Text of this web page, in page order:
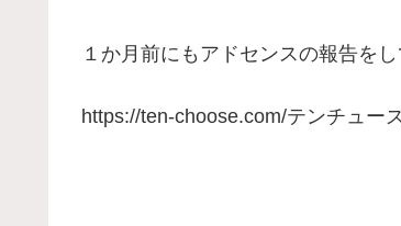
１か月前にもアドセンスの報告をし
https://ten-choose.com/テンチュー